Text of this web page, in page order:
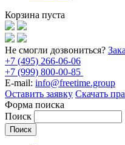
Корзина пуста
Не смогли дозвониться?
+7 (495) 266-06-06
+7 (999) 800-00-85
E-mail: info@freetime.group
Оставить заявку Скачать
Форма поиска
Поиск